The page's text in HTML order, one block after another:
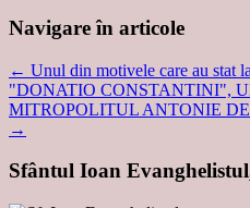
Navigare în articole
← Unul din motivele care au stat
"DONATIO CONSTANTINI",
MITROPOLITUL ANTONIE
→
Sfântul Ioan